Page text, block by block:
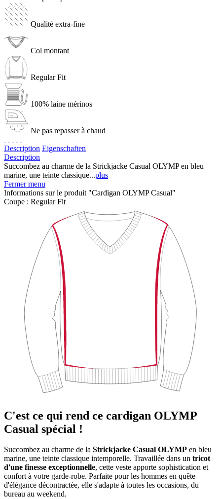
Qualité extra-fine
Col montant
Regular Fit
100% laine mérinos
Ne pas repasser à chaud
Description Eigenschaften
Description
Succombez au charme de la Strickjacke Casual OLYMP en bleu
marine, une teinte classique...plus
Fermer menu
Informations sur le produit "Cardigan OLYMP Casual"
Coupe : Regular Fit
C'est ce qui rend ce cardigan OLYMP
Casual spécial !
Succombez au charme de la Strickjacke Casual OLYMP en bleu
marine, une teinte classique intemporelle. Travaillée dans un tricot
d'une finesse exceptionnelle, cette veste apporte sophistication et
confort à votre garde-robe. Parfaite pour les hommes en quête
d'élégance décontractée, elle s'adapte à toutes les occasions, du
bureau au weekend.